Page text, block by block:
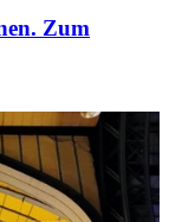
Zum